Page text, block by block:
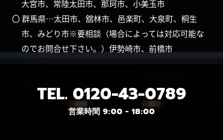
大宮市、常陸太田市、那珂市、小美玉市
〇 群馬県…太田市、舘林市、邑楽町、大泉町、桐生
市、みどり市※要相談（場合によっては対応可能な
のでお問合せ下さい。）伊勢崎市、前橋市
TEL. 0120-43-0789
営業時間 9:00 - 18:00